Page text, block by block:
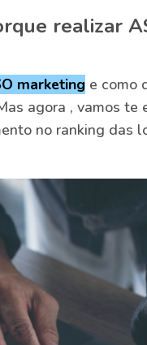
realizar
marketing e como
agora , vamos te
no ranking das